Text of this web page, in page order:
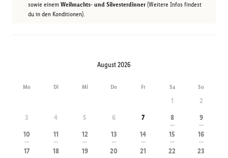
sowie einem Weihnachts- und Silvesterdinner (Weitere Infos findest
du in den Konditionen).
August 2026
Mo Di Mi Do Fr Sa So
1
2
3
4 5 6 7 8
---
9
---
10
---
11
---
12
---
13
---
14
---
15
---
16
---
17 18 19 20 21 22 23